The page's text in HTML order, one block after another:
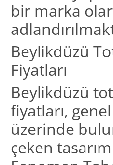
bir marka
Beylikdüzü
Fiyatları
Beylikdüzü
fiyatları,
üzerinde
çeken